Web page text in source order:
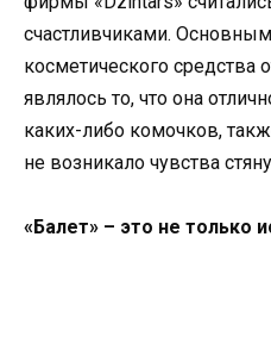
счастливчиками.
косметического средства
являлось то, что она
каких-либо комочков,
не возникало чувства
«Балет» – это не только